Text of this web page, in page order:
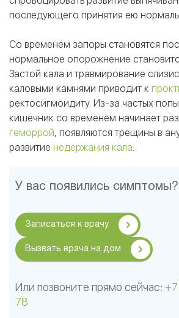
последующего принятия ею
Со временем запоры становятся
нормальное опорожнение
Застой кала и травмирование
каловыми камнями приводит к
ректосигмоидиту. Из-за частых
кишечник со временем начинает
геморрой, появляются трещины в
развитие недержания кала.
У вас появились симптомы?
Записаться к врачу
Вызвать врача на дом
Или позвоните прямо сейчас:
78